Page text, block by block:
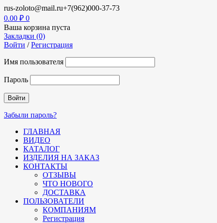
rus-zoloto@mail.ru+7(962)000-37-73
0.00 ₽ 0
Ваша корзина пуста
Закладки (0)
Войти /Регистрация
Имя пользователя
Пароль
Забыли пароль?
ГЛАВНАЯ
ВИДЕО
КАТАЛОГ
ИЗДЕЛИЯ НА ЗАКАЗ
КОНТАКТЫ
ОТЗЫВЫ
ЧТО НОВОГО
ДОСТАВКА
ПОЛЬЗОВАТЕЛИ
КОМПАНИЯМ
Регистрация